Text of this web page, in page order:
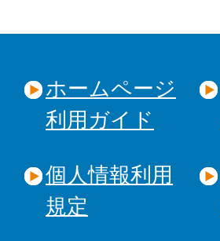
ホームページ
利用ガイド
個人情報利用
規定